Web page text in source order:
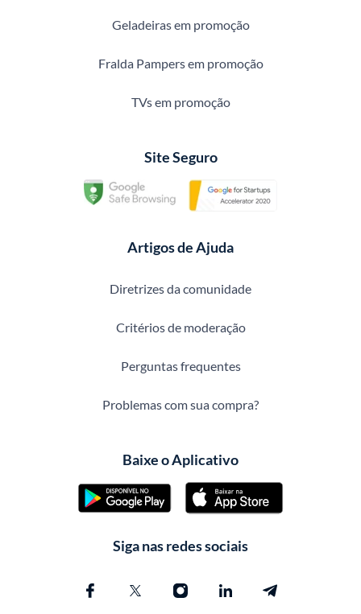
Geladeiras em promoção
Fralda Pampers em promoção
TVs em promoção
Site Seguro
Artigos de Ajuda
Diretrizes da comunidade
Critérios de moderação
Perguntas frequentes
Problemas com sua compra?
Baixe o Aplicativo
Siga nas redes sociais